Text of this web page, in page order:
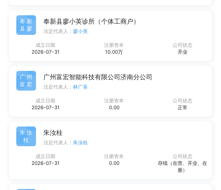
奉新
县廖
奉新县廖小英诊所（个体工商户）
法定代表人： 廖小英
成立日期
2026-07-31
注册资本
10.00万
公司状态
开业
广州
富宏
广州富宏智能科技有限公司济南分公司
法定代表人： 林广喜
成立日期
2026-07-31
注册资本
0.00
公司状态
正常
朱汝
桂
朱汝桂
法定代表人： 朱汝桂
成立日期
2026-07-31
注册资本
0.00
公司状态
存续（在营、开业、在
册）